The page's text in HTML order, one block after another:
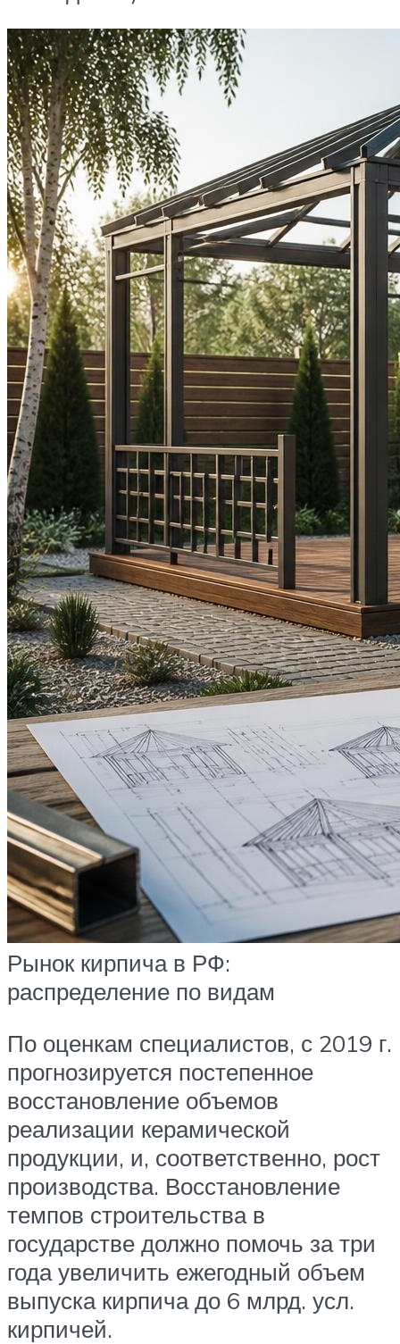
Рынок кирпича в РФ:
распределение по видам
По оценкам специалистов, с 2019 г.
прогнозируется постепенное
восстановление объемов
реализации керамической
продукции, и, соответственно, рост
производства. Восстановление
темпов строительства в
государстве должно помочь за три
года увеличить ежегодный объем
выпуска кирпича до 6 млрд. усл.
кирпичей.